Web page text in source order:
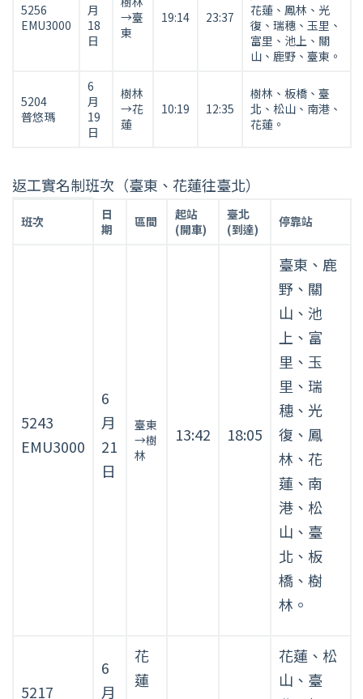
班
次
花
蓮、
表
5256
EMU3000
月
18
日
→臺
東
19:14 23:37
花蓮、鳳林、光
復、瑞穗、玉里、
富里、池上、關
山、鹿野、臺東。
5204
普悠瑪
6
月
19
日
樹林
→花
蓮
10:19 12:35
樹林、板橋、臺
北、松山、南港、
花蓮。
返工實名制班次（臺東、花蓮往臺北）
工
往
臺
班次
日
期
區間
起站
(開車)
臺北
(到達)
停靠站
5243
EMU3000
6
月
21
日
臺東
→樹
林
13:42 18:05
臺東、鹿
野、關
山、池
上、富
里、玉
里、瑞
穗、光
復、鳳
林、花
蓮、南
港、松
山、臺
北、板
橋、樹
林。
5217
6
月
花
蓮
花蓮、松
山、臺